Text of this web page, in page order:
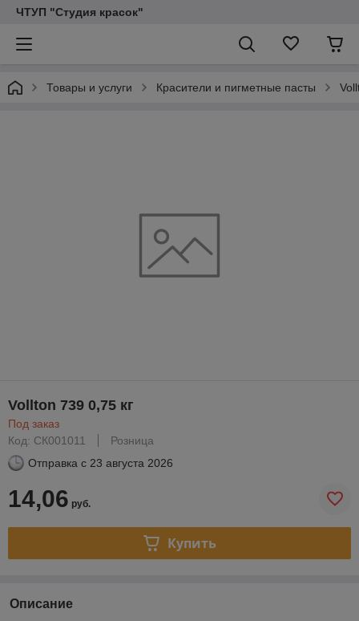
ЧТУП "Студия красок"
Товары и услуги Красители и пигметные пасты
Vollton 739 0,75 кг
Под заказ
Код: СК001011
Розница
Отправка с 23 августа 2026
14,06 руб.
Купить
Описание